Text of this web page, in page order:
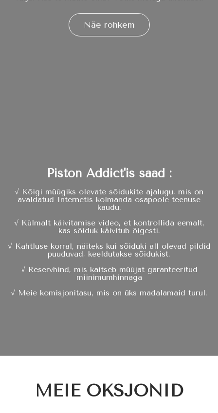
Näe rohkem
Piston Addict'is saad :
√ Kõigi müügiks olevate sõidukite ajalugu, mis on
avaldatud Internetis kolmanda osapoole teenuse
kaudu.
√ Külmalt käivitamise video, et kontrollida eemalt,
kas sõiduk käivitub õigesti.
√ Kahtluse korral, näiteks kui sõiduki all olevad pildid
puuduvad, keeldutakse sõidukist.
√ Reservhind, mis kaitseb müüjat garanteeritud
miinimumhinnaga
√ Meie komisjonitasu, mis on üks madalamaid turul.
MEIE OKSJONID